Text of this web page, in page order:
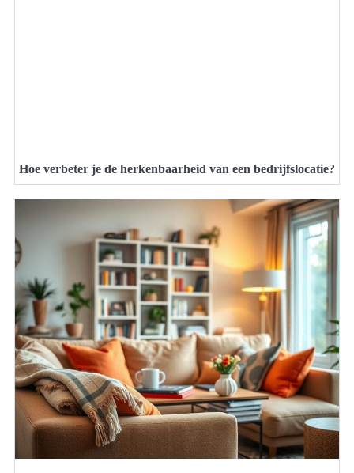
Hoe verbeter je de herkenbaarheid van een bedrijfslocatie?